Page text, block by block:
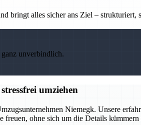
bringt alles sicher ans Ziel – strukturiert,
unverbindlich.
umziehen
Niemegk. Unsere
ohne sich um die Details kümmern